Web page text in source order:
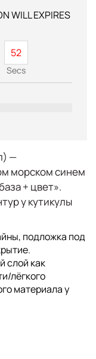
WILL EXPIRES
52
Secs
—
морском синем
+ цвет».
у кутикулы
подложка под
слой как
лёгкого
материала у